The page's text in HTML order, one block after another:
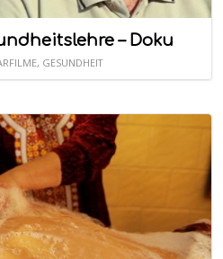
– Doku
, GESUNDHEIT